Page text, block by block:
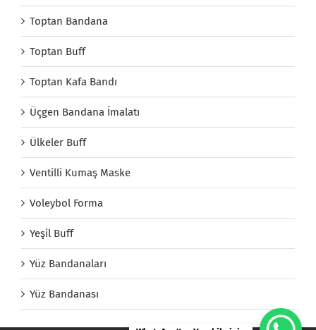
Toptan Bandana
Toptan Buff
Toptan Kafa Bandı
Üçgen Bandana İmalatı
Ülkeler Buff
Ventilli Kumaş Maske
Voleybol Forma
Yeşil Buff
Yüz Bandanaları
Yüz Bandanası